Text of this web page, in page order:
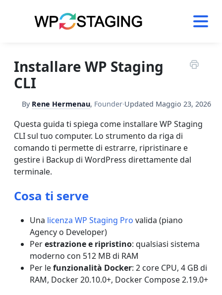
Installare WP Staging
CLI
By Rene Hermenau, Founder·Updated Maggio 23, 2026
Questa guida ti spiega come installare WP Staging
CLI sul tuo computer. Lo strumento da riga di
comando ti permette di estrarre, ripristinare e
gestire i Backup di WordPress direttamente dal
terminale.
Cosa ti serve
Una licenza WP Staging Pro valida (piano
Agency o Developer)
Perestrazione e ripristino: qualsiasi sistema
moderno con 512 MB di RAM
Per lefunzionalità Docker: 2 core CPU, 4 GB di
RAM, Docker 20.10.0+, Docker Compose 2.19.0+